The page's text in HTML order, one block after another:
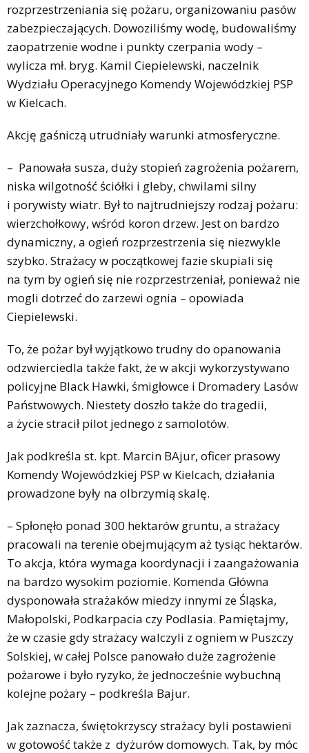
rozprzestrzeniania się pożaru, organizowaniu pasów
zabezpieczających. Dowoziliśmy wodę, budowaliśmy
zaopatrzenie wodne i punkty czerpania wody –
wylicza mł. bryg. Kamil Ciepielewski, naczelnik
Wydziału Operacyjnego Komendy Wojewódzkiej PSP
w Kielcach.
Akcję gaśniczą utrudniały warunki atmosferyczne.
– Panowała susza, duży stopień zagrożenia pożarem,
niska wilgotność ściółki i gleby, chwilami silny
i porywisty wiatr. Był to najtrudniejszy rodzaj pożaru:
wierzchołkowy, wśród koron drzew. Jest on bardzo
dynamiczny, a ogień rozprzestrzenia się niezwykle
szybko. Strażacy w początkowej fazie skupiali się
na tym by ogień się nie rozprzestrzeniał, ponieważ nie
mogli dotrzeć do zarzewi ognia – opowiada
Ciepielewski.
To, że pożar był wyjątkowo trudny do opanowania
odzwierciedla także fakt, że w akcji wykorzystywano
policyjne Black Hawki, śmigłowce i Dromadery Lasów
Państwowych. Niestety doszło także do tragedii,
a życie stracił pilot jednego z samolotów.
Jak podkreśla st. kpt. Marcin BAjur, oficer prasowy
Komendy Wojewódzkiej PSP w Kielcach, działania
prowadzone były na olbrzymią skalę.
– Spłonęło ponad 300 hektarów gruntu, a strażacy
pracowali na terenie obejmującym aż tysiąc hektarów.
To akcja, która wymaga koordynacji i zaangażowania
na bardzo wysokim poziomie. Komenda Główna
dysponowała strażaków miedzy innymi ze Śląska,
Małopolski, Podkarpacia czy Podlasia. Pamiętajmy,
że w czasie gdy strażacy walczyli z ogniem w Puszczy
Solskiej, w całej Polsce panowało duże zagrożenie
pożarowe i było ryzyko, że jednocześnie wybuchną
kolejne pożary – podkreśla Bajur.
Jak zaznacza, świętokrzyscy strażacy byli postawieni
w gotowość także z dyżurów domowych. Tak, by móc